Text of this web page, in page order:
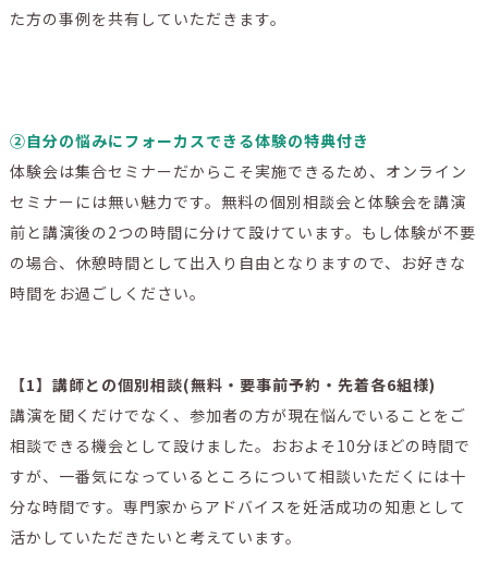
た方の事例を共有していただきます。
➁自分の悩みにフォーカスできる体験の特典付き
体験会は集合セミナーだからこそ実施できるため、オンライン
セミナーには無い魅力です。無料の個別相談会と体験会を講演
前と講演後の2つの時間に分けて設けています。もし体験が不要
の場合、休憩時間として出入り自由となりますので、お好きな
時間をお過ごしください。
【1】講師との個別相談(無料・要事前予約・先着各6組様)
講演を聞くだけでなく、参加者の方が現在悩んでいることをご
相談できる機会として設けました。おおよそ10分ほどの時間で
すが、一番気になっているところについて相談いただくには十
分な時間です。専門家からアドバイスを妊活成功の知恵として
活かしていただきたいと考えています。